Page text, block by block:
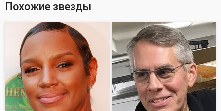
Похожие звезды